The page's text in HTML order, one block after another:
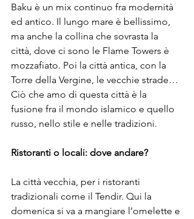
Baku è un mix continuo fra modernità
ed antico. Il lungo mare è bellissimo,
ma anche la collina che sovrasta la
città, dove ci sono le Flame Towers è
mozzafiato. Poi la città antica, con la
Torre della Vergine, le vecchie strade…
Ciò che amo di questa città è la
fusione fra il mondo islamico e quello
russo, nello stile e nelle tradizioni.
Ristoranti o locali: dove andare?
La città vecchia, per i ristoranti
tradizionali come il Tendir. Qui la
domenica si va a mangiare l’omelette e